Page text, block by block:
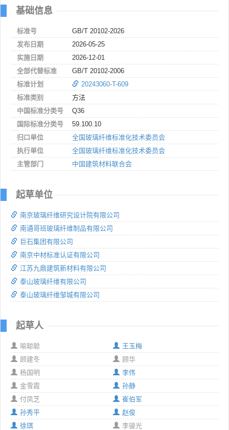
基础信息
标准号
GB/T 20102-2026
发布日期
2026-05-25
实施日期
2026-12-01
全部代替标准
GB/T 20102-2006
标准计划
20243060-T-609
标准类别
方法
中国标准分类号
Q36
国际标准分类号
59.100.10
归口单位
全国玻璃纤维标准化技术委员会
执行单位
全国玻璃纤维标准化技术委员会
主管部门
中国建筑材料联合会
起草单位
南京玻璃纤维研究设计院有限公司
南通哥班玻璃纤维制品有限公司
巨石集团有限公司
南京中材标准认证有限公司
江苏九鼎建筑新材料有限公司
泰山玻璃纤维有限公司
泰山玻璃纤维邹城有限公司
起草人
喻聪聪
王玉梅
顾建冬
顾华
杨国明
李伟
金雪霞
孙静
付凤芝
崔伯军
孙秀平
赵俊
徐琪
李骏光